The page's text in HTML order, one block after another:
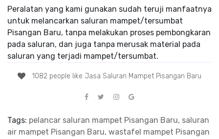
Peralatan yang kami gunakan sudah teruji manfaatnya
untuk melancarkan saluran mampet/tersumbat
Pisangan Baru, tanpa melakukan proses pembongkaran
pada saluran, dan juga tanpa merusak material pada
saluran yang terjadi mampet/tersumbat.
1082 people like Jasa Saluran Mampet Pisangan Baru
Tags: pelancar saluran mampet Pisangan Baru, saluran
air mampet Pisangan Baru, wastafel mampet Pisangan